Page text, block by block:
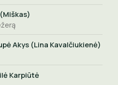
Akys (Lina Kavalčiukienė)
Karpiūtė